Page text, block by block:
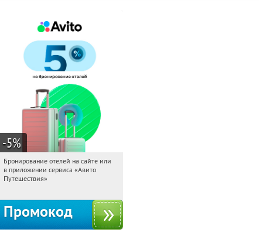
-5%
08:23:15
Получи первым!
Россия
Бронирование отелей на сайте или
в приложении сервиса «Авито
Путешествия»
Промокод